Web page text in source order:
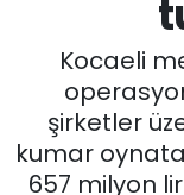
Kocaeli
şirketler
kumar
657 milyon
EĞİTİM
MAGAZİN
Tüm
Son
Haber